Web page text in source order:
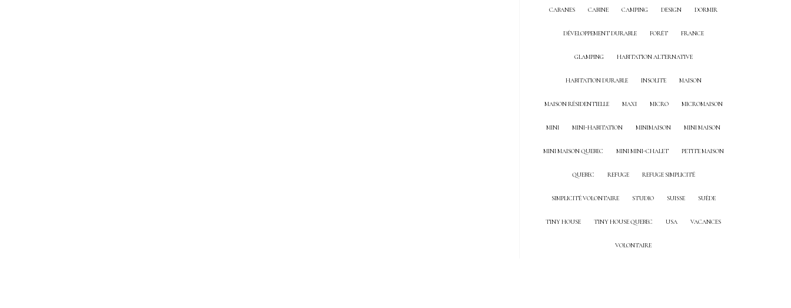
CABANES CABINE CAMPING DESIGN DORMIR
DÉVELOPPEMENT DURABLE FORÊT FRANCE
GLAMPING HABITATION ALTERNATIVE
HABITATION DURABLE INSOLITE MAISON
MAISON RÉSIDENTIELLE MAXI MICRO MICROMAISON
MINI MINI-HABITATION MINIMAISON MINI MAISON
MINI MAISON QUEBEC MINI MINI-CHALET PETITE MAISON
QUEBEC REFUGE REFUGE SIMPLICITÉ
SIMPLICITÉ VOLONTAIRE STUDIO SUISSE SUÈDE
TINY HOUSE TINY HOUSE QUEBEC USA VACANCES
VOLONTAIRE